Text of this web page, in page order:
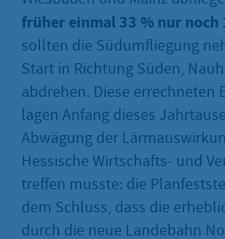
früher einmal 33 % nur noch
sollten die Südumfliegung
Start in Richtung Süden,
abdrehen. Diese errechneten
lagen Anfang dieses
Abwägung der
Hessische Wirtschafts- und
treffen musste: die
dem Schluss, dass die
durch die neue Landebahn